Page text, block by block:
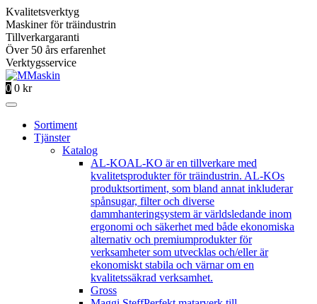
Kvalitetsverktyg
Maskiner för träindustrin
Tillverkargaranti
Över 50 års erfarenhet
Verktygsservice
0 0 kr
Sortiment
Tjänster
Katalog
AL-KOAL-KO är en tillverkare med
kvalitetsprodukter för träindustrin. AL-KOs
produktsortiment, som bland annat inkluderar
spånsugar, filter och diverse
dammhanteringsystem är världsledande inom
ergonomi och säkerhet med både ekonomiska
alternativ och premiumprodukter för
verksamheter som utvecklas och/eller är
ekonomiskt stabila och värnar om en
kvalitetssäkrad verksamhet.
Gross